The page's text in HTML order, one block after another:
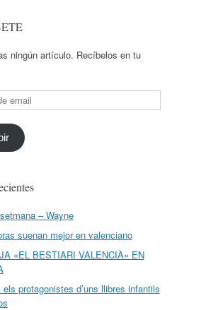
ningún artículo. Recíbelos en tu
– Wayne
suenan mejor en valenciano
«EL BESTIARI VALENCIÀ» EN
protagonistes d’uns llibres infantils